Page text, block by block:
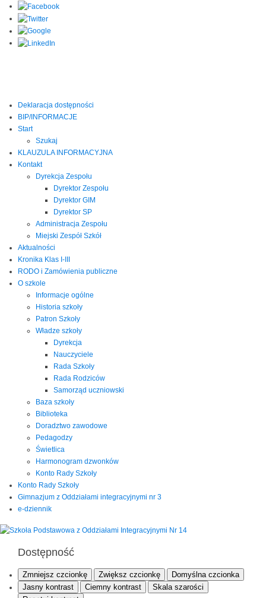
Deklaracja dostępności
BIP/INFORMACJE
Start
Szukaj
KLAUZULA INFORMACYJNA
Kontakt
Dyrekcja Zespołu
Dyrektor Zespołu
Dyrektor GIM
Dyrektor SP
Administracja Zespołu
Miejski Zespół Szkół
Aktualności
Kronika Klas I-III
RODO i Zamówienia publiczne
O szkole
Informacje ogólne
Historia szkoły
Patron Szkoły
Władze szkoły
Dyrekcja
Nauczyciele
Rada Szkoły
Rada Rodziców
Samorząd uczniowski
Baza szkoły
Biblioteka
Doradztwo zawodowe
Pedagodzy
Świetlica
Harmonogram dzwonków
Konto Rady Szkoły
Konto Rady Szkoły
Gimnazjum z Oddziałami integracyjnymi nr 3
e-dziennik
Dostępność
Zmniejsz czcionkę Zwiększ czcionkę
Domyślna czcionka
Jasny kontrast
Ciemny kontrast
Skala szarości